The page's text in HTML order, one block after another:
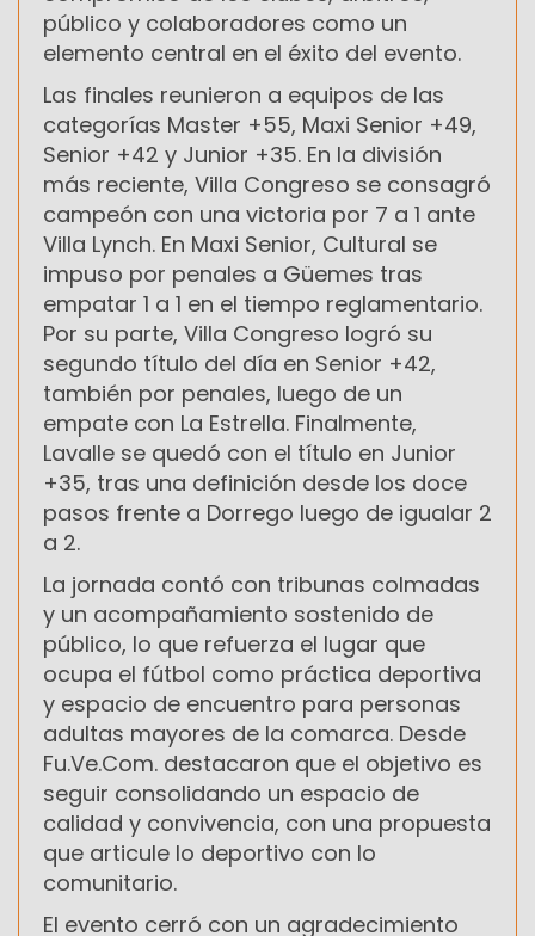
público y colaboradores como un
elemento central en el éxito del evento.
Las finales reunieron a equipos de las
categorías Master +55, Maxi Senior +49,
Senior +42 y Junior +35. En la división
más reciente, Villa Congreso se consagró
campeón con una victoria por 7 a 1 ante
Villa Lynch. En Maxi Senior, Cultural se
impuso por penales a Güemes tras
empatar 1 a 1 en el tiempo reglamentario.
Por su parte, Villa Congreso logró su
segundo título del día en Senior +42,
también por penales, luego de un
empate con La Estrella. Finalmente,
Lavalle se quedó con el título en Junior
+35, tras una definición desde los doce
pasos frente a Dorrego luego de igualar 2
a 2.
La jornada contó con tribunas colmadas
y un acompañamiento sostenido de
público, lo que refuerza el lugar que
ocupa el fútbol como práctica deportiva
y espacio de encuentro para personas
adultas mayores de la comarca. Desde
Fu.Ve.Com. destacaron que el objetivo es
seguir consolidando un espacio de
calidad y convivencia, con una propuesta
que articule lo deportivo con lo
comunitario.
El evento cerró con un agradecimiento